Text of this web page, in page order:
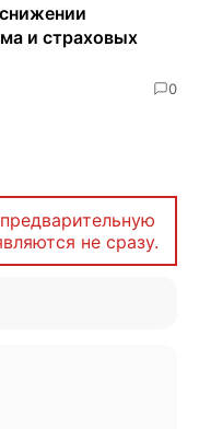
и страховых
0
не сразу.